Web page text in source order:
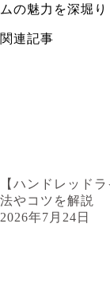
ムの魅力を深堀
関連記事
【ハンドレッド
法やコツを解説
2026年7月24日